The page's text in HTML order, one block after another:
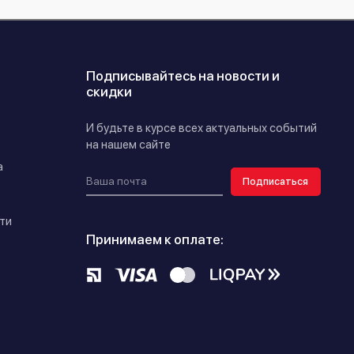
Подписывайтесь на новости и
скидки
И будьте в курсе всех актуальных событий
на нашем сайте
Подписаться
Принимаем к оплате: